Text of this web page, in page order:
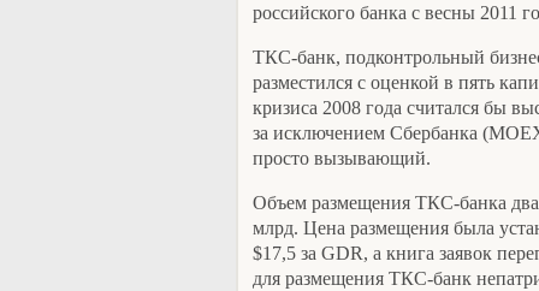
российского банка с весны 2011
ТКС-банк, подконтрольный
разместился с оценкой в пять
кризиса 2008 года считался бы
за исключением Сбербанка
просто вызывающий.
Объем размещения ТКС-банка
млрд. Цена размещения была
$17,5 за GDR, а книга заявок
для размещения ТКС-банк